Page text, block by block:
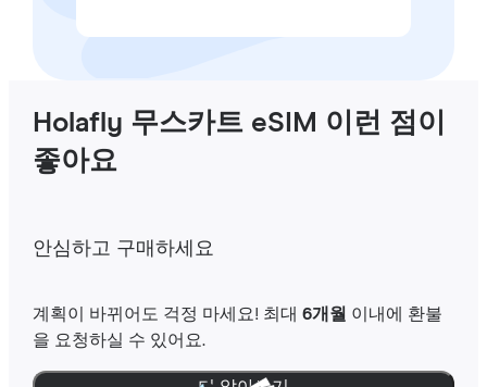
Holafly 무스카트 eSIM 이런 점이
좋아요
안심하고 구매하세요
계획이 바뀌어도 걱정 마세요! 최대 6개월 이내에 환불
을 요청하실 수 있어요.